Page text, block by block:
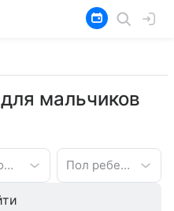
мальчиков
Происхождение имени Пол ребенка